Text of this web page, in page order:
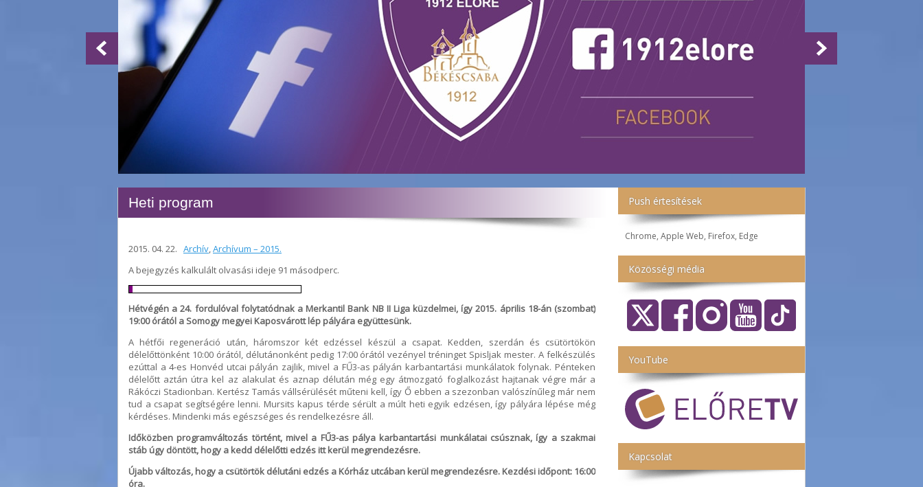
Push értesítések
Chrome, Apple Web, Firefox, Edge
Közösségi média
YouTube
Kapcsolat
Heti program
2015. 04. 22. Archív,Archívum – 2015.
A bejegyzés kalkulált olvasási ideje 91 másodperc.
Hétvégén a 24. fordulóval folytatódnak a Merkantil Bank NB II Liga küzdelmei, így 2015. április 18-án (szombat)
19:00 órától a Somogy megyei Kaposvárott lép pályára együttesünk.
A hétfői regeneráció után, háromszor két edzéssel készül a csapat. Kedden, szerdán és csütörtökön
délelőttönként 10:00 órától, délutánonként pedig 17:00 órától vezényel tréninget Spisljak mester. A felkészülés
ezúttal a 4-es Honvéd utcai pályán zajlik, mivel a FŰ3-as pályán karbantartási munkálatok folynak. Pénteken
délelőtt aztán útra kel az alakulat és aznap délután még egy átmozgató foglalkozást hajtanak végre már a
Rákóczi Stadionban. Kertész Tamás vállsérülését műteni kell, így Ő ebben a szezonban valószínűleg már nem
tud a csapat segítségére lenni. Mursits kapus térde sérült a múlt heti egyik edzésen, így pályára lépése még
kérdéses. Mindenki más egészséges és rendelkezésre áll.
Időközben programváltozás történt, mivel a FŰ3-as pálya karbantartási munkálatai csúsznak, így a szakmai
stáb úgy döntött, hogy a kedd délelőtti edzés itt kerül megrendezésre.
Újabb változás, hogy a csütörtök délutáni edzés a Kórház utcában kerül megrendezésre. Kezdési időpont: 16:00
óra.